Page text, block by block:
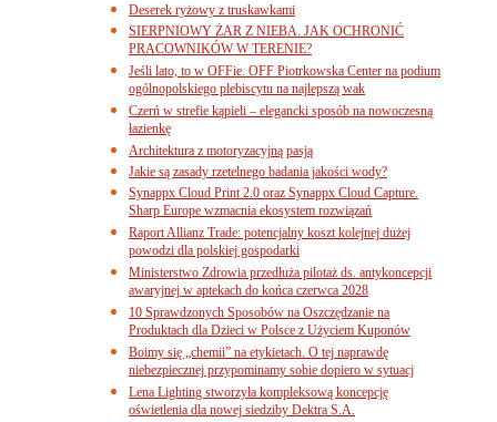
Deserek ryżowy z truskawkami
SIERPNIOWY ŻAR Z NIEBA. JAK OCHRONIĆ
PRACOWNIKÓW W TERENIE?
Jeśli lato, to w OFFie. OFF Piotrkowska Center na podium
ogólnopolskiego plebiscytu na najlepszą wak
Czerń w strefie kąpieli – elegancki sposób na nowoczesną
łazienkę
Architektura z motoryzacyjną pasją
Jakie są zasady rzetelnego badania jakości wody?
Synappx Cloud Print 2.0 oraz Synappx Cloud Capture.
Sharp Europe wzmacnia ekosystem rozwiązań
Raport Allianz Trade: potencjalny koszt kolejnej dużej
powodzi dla polskiej gospodarki
Ministerstwo Zdrowia przedłuża pilotaż ds. antykoncepcji
awaryjnej w aptekach do końca czerwca 2028
10 Sprawdzonych Sposobów na Oszczędzanie na
Produktach dla Dzieci w Polsce z Użyciem Kuponów
Boimy się „chemii” na etykietach. O tej naprawdę
niebezpiecznej przypominamy sobie dopiero w sytuacj
Lena Lighting stworzyła kompleksową koncepcję
oświetlenia dla nowej siedziby Dektra S.A.